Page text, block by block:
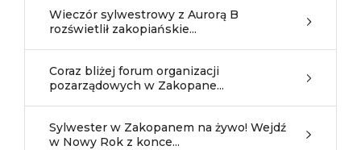
Wieczór sylwestrowy z Aurorą B
rozświetlił zakopiańskie...
Coraz bliżej forum organizacji
pozarządowych w Zakopane...
Sylwester w Zakopanem na żywo! Wejdź
w Nowy Rok z konce...